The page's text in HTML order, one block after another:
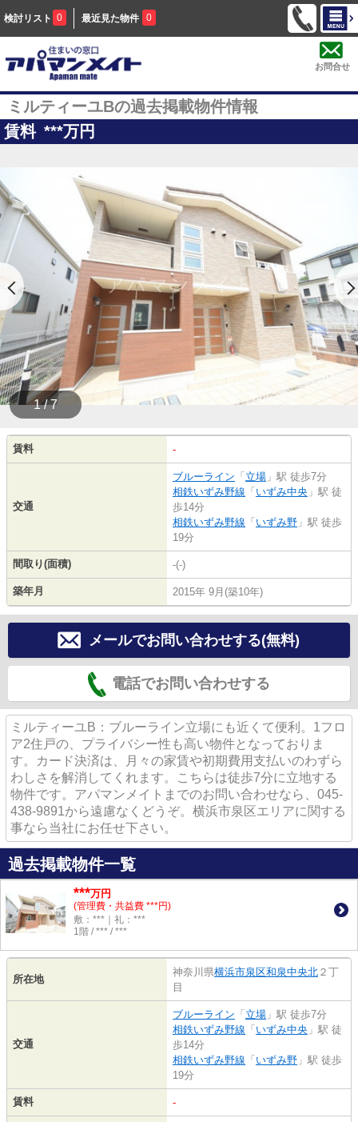
検討リスト 0 最近見た物件 0
お問合せ
ミルティーユBの過去掲載物件情報
賃料 ***万円
1 / 7
賃料 -
交通
ブルーライン 「 立場 」駅 徒歩7分
相鉄いずみ野線 「 いずみ中央 」駅 徒
歩14分
相鉄いずみ野線 「 いずみ野 」駅 徒歩
19分
間取り(面積) -(-)
築年月 2015年 9月(築10年)
メールでお問い合わせする(無料)
電話でお問い合わせする
ミルティーユB：ブルーライン立場にも近くて便利。1フロ
ア2住戸の、プライバシー性も高い物件となっておりま
す。カード決済は、月々の家賃や初期費用支払いのわずら
わしさを解消してくれます。こちらは徒歩7分に立地する
物件です。アパマンメイトまでのお問い合わせなら、045-
438-9891から遠慮なくどうぞ。横浜市泉区エリアに関する
事なら当社にお任せ下さい。
過去掲載物件一覧
***万円
(管理費・共益費 ***円)
敷：***｜礼：***
1階 / *** / ***
所在地
神奈川県横浜市泉区和泉中央北 ２丁
目
交通
ブルーライン 「 立場 」駅 徒歩7分
相鉄いずみ野線 「 いずみ中央 」駅 徒
歩14分
相鉄いずみ野線 「 いずみ野 」駅 徒歩
19分
賃料 -